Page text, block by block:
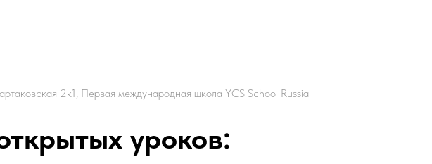
2к1, Первая международная школа YCS School Russia
уроков: